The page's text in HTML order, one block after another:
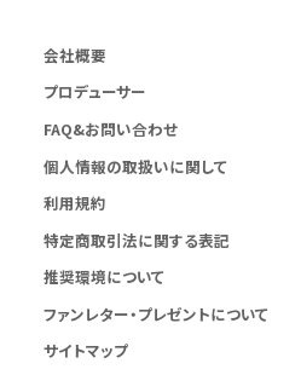
会社概要
プロデューサー
FAQ&お問い合わせ
個人情報の取扱いに関して
利用規約
特定商取引法に関する表記
推奨環境について
ファンレター・プレゼントについて
サイトマップ